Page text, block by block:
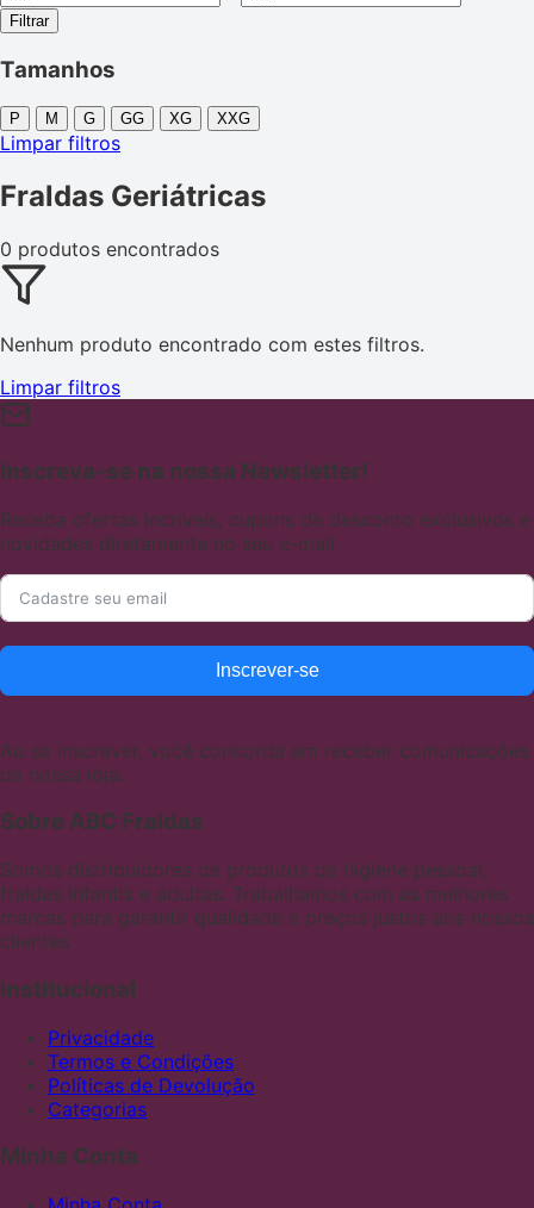
Filtrar
Tamanhos
P M G GG XG XXG
Limpar filtros
Fraldas Geriátricas
0 produtos encontrados
Nenhum produto encontrado com estes filtros.
Limpar filtros
Inscreva-se na nossa Newsletter!
Receba ofertas incríveis, cupons de desconto exclusivos e
novidades diretamente no seu e-mail.
Inscrever-se
Ao se inscrever, você concorda em receber comunicações
de nossa loja.
Sobre ABC Fraldas
Somos distribuidores de produtos de higiene pessoal,
fraldas infantis e adultas. Trabalhamos com as melhores
marcas para garantir qualidade e preços justos aos nossos
clientes
Institucional
Privacidade
Termos e Condições
Políticas de Devolução
Categorias
Minha Conta